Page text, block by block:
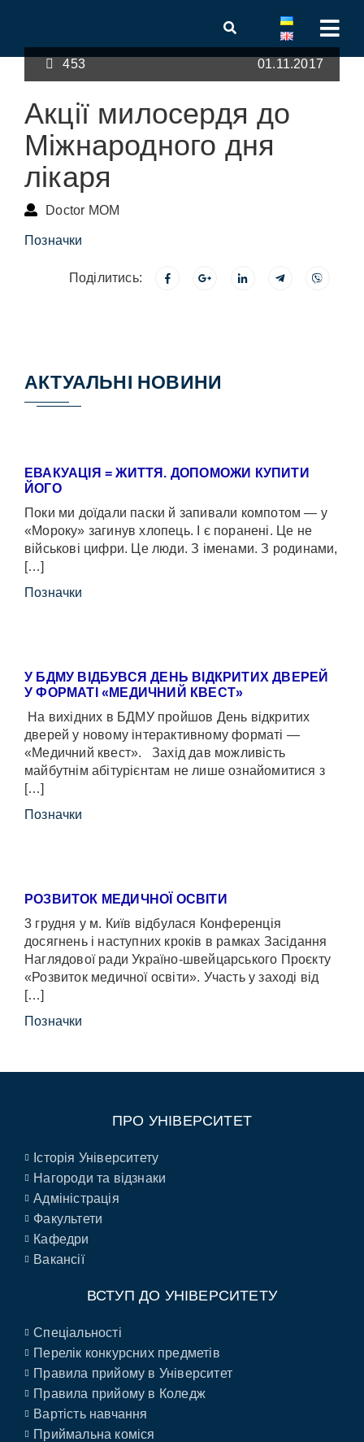
453 01.11.2017
Акції милосердя до
Міжнародного дня
лікаря
Doctor MOM
Позначки
Поділитись:
АКТУАЛЬНІ НОВИНИ
ЕВАКУАЦІЯ = ЖИТТЯ. ДОПОМОЖИ КУПИТИ
ЙОГО
Поки ми доїдали паски й запивали компотом — у
«Мороку» загинув хлопець. І є поранені. Це не
військові цифри. Це люди. З іменами. З родинами,
[…]
Позначки
У БДМУ ВІДБУВСЯ ДЕНЬ ВІДКРИТИХ ДВЕРЕЙ
У ФОРМАТІ «МЕДИЧНИЙ КВЕСТ»
На вихідних в БДМУ пройшов День відкритих
дверей у новому інтерактивному форматі —
«Медичний квест». Захід дав можливість
майбутнім абітурієнтам не лише ознайомитися з
[…]
Позначки
РОЗВИТОК МЕДИЧНОЇ ОСВІТИ
3 грудня у м. Київ відбулася Конференція
досягнень і наступних кроків в рамках Засідання
Наглядової ради Україно-швейцарського Проєкту
«Розвиток медичної освіти». Участь у заході від
[…]
Позначки
ПРО УНІВЕРСИТЕТ
Історія Університету
Нагороди та відзнаки
Адміністрація
Факультети
Кафедри
Вакансії
ВСТУП ДО УНІВЕРСИТЕТУ
Спеціальності
Перелік конкурсних предметів
Правила прийому в Університет
Правила прийому в Коледж
Вартість навчання
Приймальна коміся